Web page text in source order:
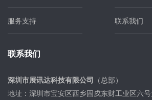
服务支持 联系我们
联系我们
深圳市展讯达科技有限公司
（总部）
地址：深圳市宝安区西乡固戍东财工业区六